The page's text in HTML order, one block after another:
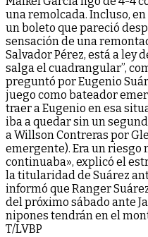
una remolcada. Incluso,
un boleto que pareció
sensación de una
Salvador Pérez, está a ley
salga el cuadrangular”,
preguntó por Eugenio
juego como bateador
traer a Eugenio en esa
iba a quedar sin un
a Willson Contreras por
emergente). Era un riesgo
continuaba», explicó el
la titularidad de Suárez
informó que Ranger
del próximo sábado ante
nipones tendrán en el
T/LVBP